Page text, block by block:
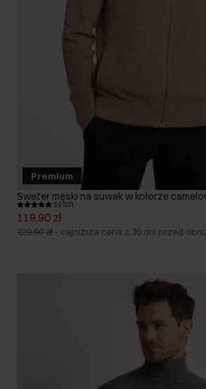
Premium
Sweter męski na suwak w kolorze
5.0 (22)
119,90 zł
129,90 zł - najniższa cena z 30 dni przed